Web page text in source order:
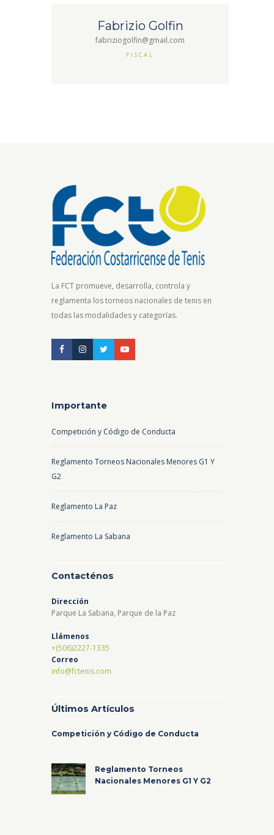
Fabrizio Golfin
fabriziogolfin@gmail.com
FISCAL
La FCT promueve, desarrolla, controla y
reglamenta los torneos nacionales de tenis en
todas las modalidades y categorías.
Importante
Competición y Código de Conducta
Reglamento Torneos Nacionales Menores G1 Y
G2
Reglamento La Paz
Reglamento La Sabana
Contacténos
Dirección
Parque La Sabana, Parque de la Paz
Llámenos
+(506)2227-1335
Correo
info@fctenis.com
Últimos Artículos
Competición y Código de Conducta
Reglamento Torneos
Nacionales Menores G1 Y G2